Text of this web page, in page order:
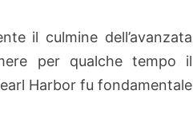
il culmine dell’avanzata
per qualche tempo il
Harbor fu fondamentale